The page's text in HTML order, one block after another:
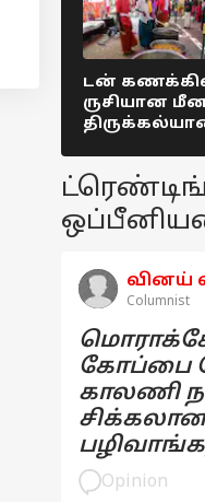
டன்
ருசியான
ட்ரெண்டிங்
வினய்
Columnist
கோப்பை
காலணி
பார்வை
Opinion